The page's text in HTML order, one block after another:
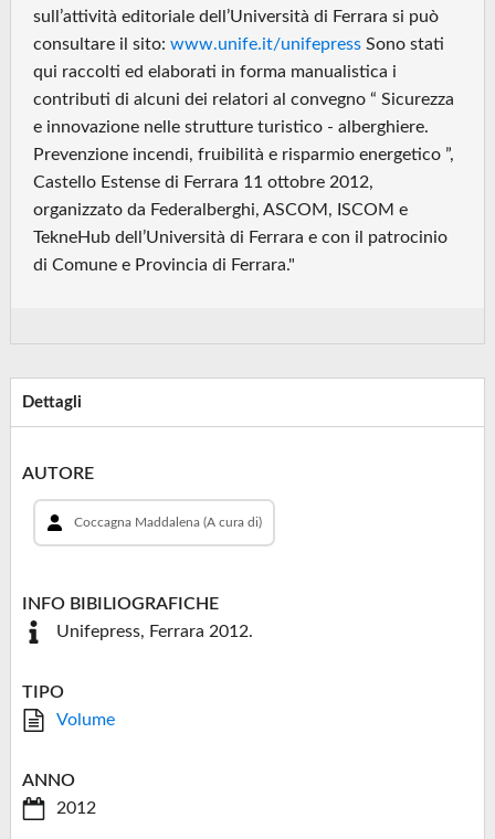
sull’attività editoriale dell’Università di Ferrara si può
consultare il sito:www.unife.it/unifepress Sono stati
qui raccolti ed elaborati in forma manualistica i
contributi di alcuni dei relatori al convegno “ Sicurezza
e innovazione nelle strutture turistico ‐ alberghiere.
Prevenzione incendi, fruibilità e risparmio energetico ”,
Castello Estense di Ferrara 11 ottobre 2012,
organizzato da Federalberghi, ASCOM, ISCOM e
TekneHub dell’Università di Ferrara e con il patrocinio
di Comune e Provincia di Ferrara."
Dettagli
AUTORE
Coccagna Maddalena (A cura di)
INFO BIBILIOGRAFICHE
Unifepress, Ferrara 2012.
TIPO
Volume
ANNO
2012